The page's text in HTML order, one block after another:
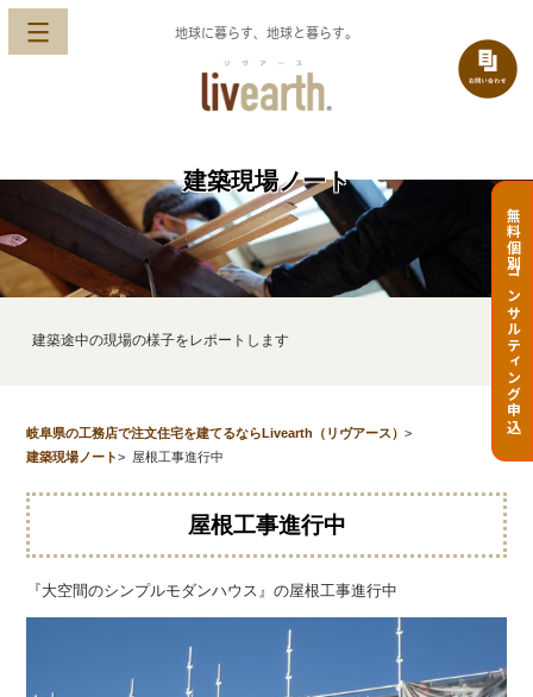
地球に暮らす、地球と暮らす。
無料個別コンサルティング申込
建築現場ノート
建築途中の現場の様子をレポートします
岐阜県の工務店で注文住宅を建てるならLivearth（リヴアース）>
建築現場ノート> 屋根工事進行中
屋根工事進行中
『大空間のシンプルモダンハウス』の屋根工事進行中